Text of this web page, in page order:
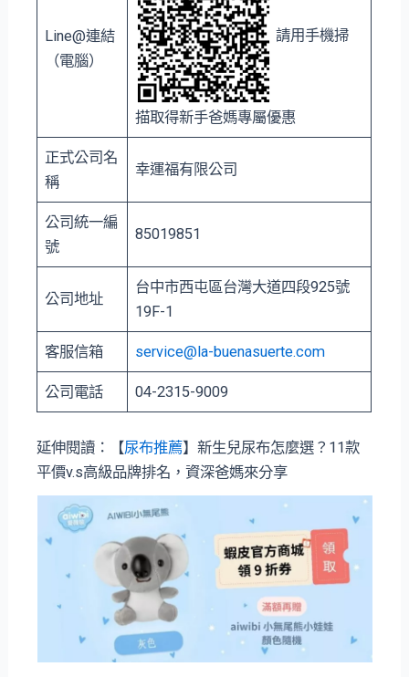
Line@連結
（電腦）
請用手機掃
描取得新手爸媽專屬優惠
正式公司名
稱
幸運福有限公司
公司統一編
號
85019851
公司地址
台中市⻄屯區台灣大道四段925號
19F-1
客服信箱 service@la-buenasuerte.com
公司電話 04-2315-9009
延伸閱讀：【尿布推薦】新生兒尿布怎麼選？11款
平價v.s高級品牌排名，資深爸媽來分享